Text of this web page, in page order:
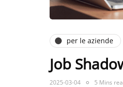
per le aziende
Job
2025-03-04 5 Mins